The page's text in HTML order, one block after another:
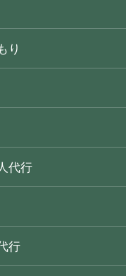
り
代行
行